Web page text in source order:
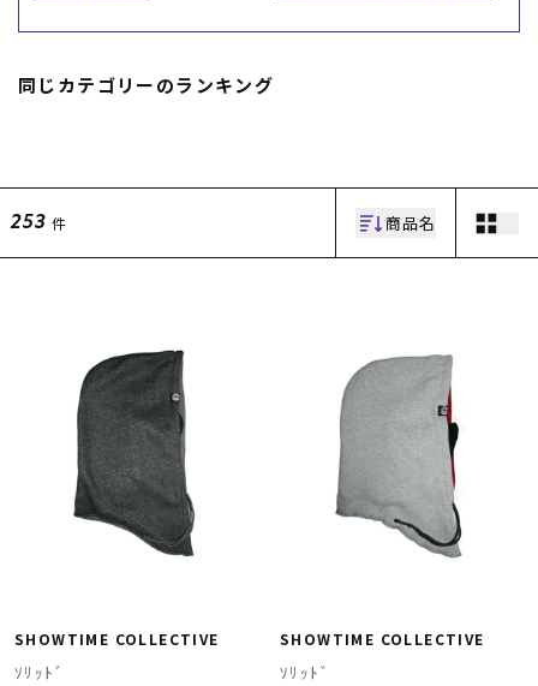
スノーTOP
RIDE LIFE MAGAZINE一
スタッフスナップ
中古/アウトレット サー
中古/アウトレット スノ
店頭受取サービス
ギフトラッピング
アフターサポート
下取り保証について
よくある質問
店舗一覧
お問い合わせ
同じカテゴリーのランキング
253 件 商品名
SHOWTIME COLLECTIVE
ｿﾘｯﾄﾞ
SHOWTIME COLLECTIVE
ｿﾘｯﾄﾞ